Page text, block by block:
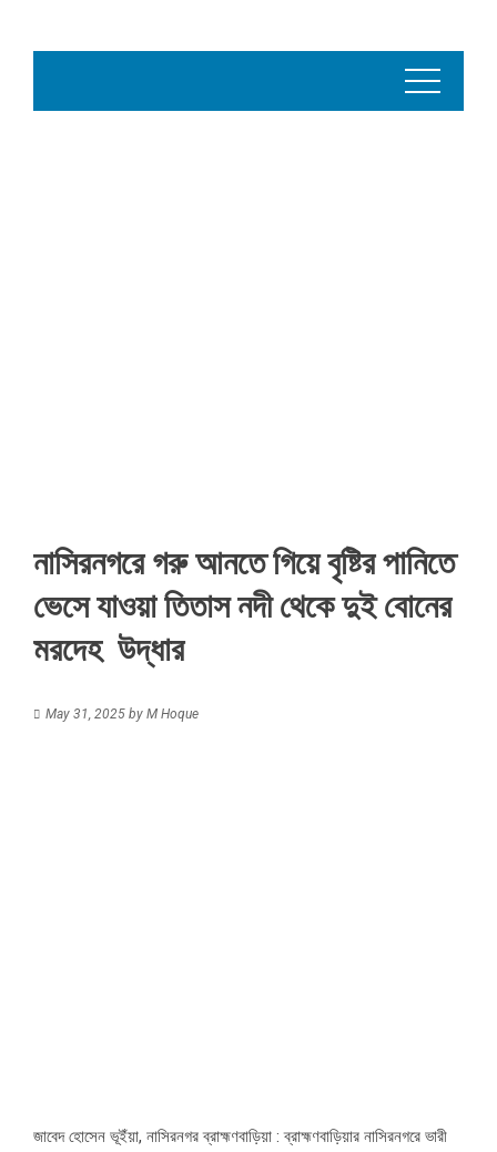
নাসিরনগরে গরু আনতে গিয়ে বৃষ্টির পানিতে
ভেসে যাওয়া তিতাস নদী থেকে দুই বোনের
মরদেহ উদ্ধার
May 31, 2025 by M Hoque
জাবেদ হোসেন ভূইঁয়া, নাসিরনগর ব্রাহ্মণবাড়িয়া : ব্রাহ্মণবাড়িয়ার নাসিরনগরে ভারী